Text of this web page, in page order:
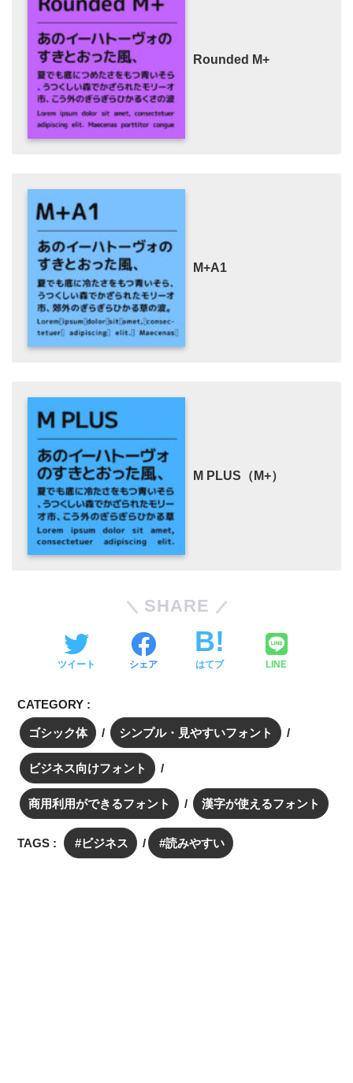
Rounded M+
M+A1
M PLUS（M+）
SHARE
ツイート シェア はてブ LINE
CATEGORY :
ゴシック体 シンプル・見やすいフォント
ビジネス向けフォント
商用利用ができるフォント 漢字が使えるフォント
TAGS : ビジネス 読みやすい